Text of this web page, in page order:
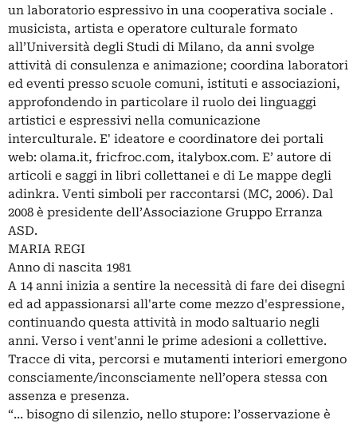
un laboratorio espressivo in una cooperativa sociale .
musicista, artista e operatore culturale formato
all’Università degli Studi di Milano, da anni svolge
attività di consulenza e animazione; coordina laboratori
ed eventi presso scuole comuni, istituti e associazioni,
approfondendo in particolare il ruolo dei linguaggi
artistici e espressivi nella comunicazione
interculturale. E' ideatore e coordinatore dei portali
web: olama.it, fricfroc.com, italybox.com. E’ autore di
articoli e saggi in libri collettanei e di Le mappe degli
adinkra. Venti simboli per raccontarsi (MC, 2006). Dal
2008 è presidente dell’Associazione Gruppo Erranza
ASD.
MARIA REGI
Anno di nascita 1981
A 14 anni inizia a sentire la necessità di fare dei disegni
ed ad appassionarsi all'arte come mezzo d'espressione,
continuando questa attività in modo saltuario negli
anni. Verso i vent'anni le prime adesioni a collettive.
Tracce di vita, percorsi e mutamenti interiori emergono
consciamente/inconsciamente nell’opera stessa con
assenza e presenza.
“... bisogno di silenzio, nello stupore: l’osservazione è